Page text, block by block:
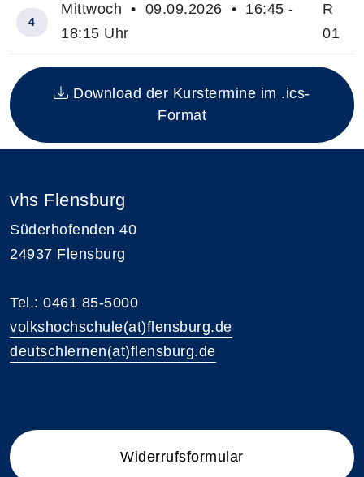
Insgesamt gibt es 4 Termine zum diesen Kurs
4
Mittwoch • 09.09.2026 • 16:45 -
18:15 Uhr
R
01
Download der Kurstermine im .ics-
Format
vhs Flensburg
Süderhofenden 40
24937 Flensburg
Tel.: 0461 85-5000
volkshochschule(at)flensburg.de
deutschlernen(at)flensburg.de
Widerrufsformular